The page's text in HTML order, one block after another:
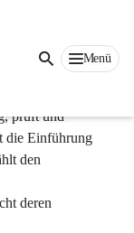
Menü
und
prüft und
die Einführung
den
deren